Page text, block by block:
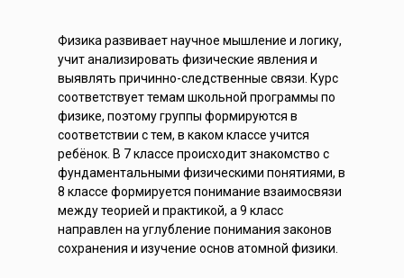
Физика развивает научное мышление и логику,
учит анализировать физические явления и
выявлять причинно-следственные связи. Курс
соответствует темам школьной программы по
физике, поэтому группы формируются в
соответствии с тем, в каком классе учится
ребёнок. В 7 классе происходит знакомство с
фундаментальными физическими понятиями, в
8 классе формируется понимание взаимосвязи
между теорией и практикой, а 9 класс
направлен на углубление понимания законов
сохранения и изучение основ атомной физики.